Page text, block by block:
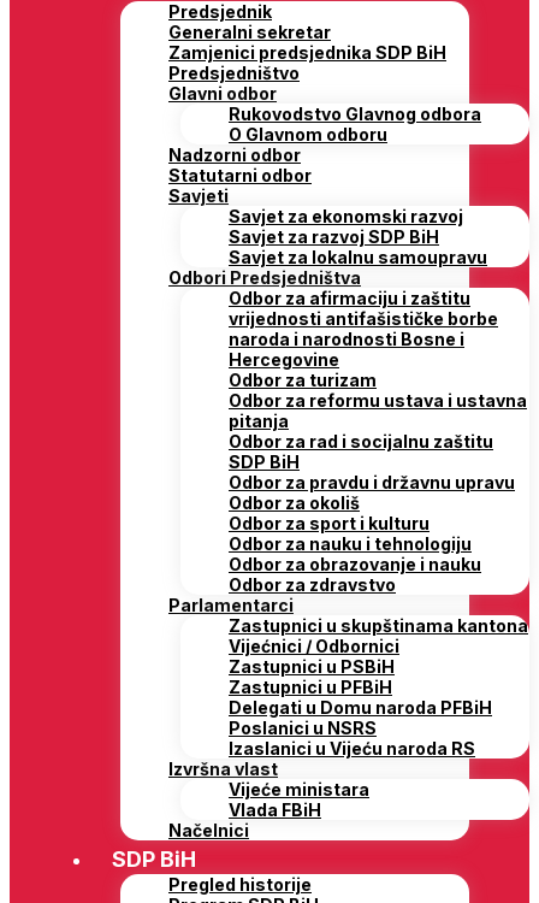
Predsjednik
Generalni sekretar
Zamjenici predsjednika SDP BiH
Predsjedništvo
Glavni odbor
Rukovodstvo Glavnog odbora
O Glavnom odboru
Nadzorni odbor
Statutarni odbor
Savjeti
Savjet za ekonomski razvoj
Savjet za razvoj SDP BiH
Savjet za lokalnu samoupravu
Odbori Predsjedništva
Odbor za afirmaciju i zaštitu
vrijednosti antifašističke borbe
naroda i narodnosti Bosne i
Hercegovine
Odbor za turizam
Odbor za reformu ustava i ustavna
pitanja
Odbor za rad i socijalnu zaštitu
SDP BiH
Odbor za pravdu i državnu upravu
Odbor za okoliš
Odbor za sport i kulturu
Odbor za nauku i tehnologiju
Odbor za obrazovanje i nauku
Odbor za zdravstvo
Parlamentarci
Zastupnici u skupštinama kantona
Vijećnici / Odbornici
Zastupnici u PSBiH
Zastupnici u PFBiH
Delegati u Domu naroda PFBiH
Poslanici u NSRS
Izaslanici u Vijeću naroda RS
Izvršna vlast
Vijeće ministara
Vlada FBiH
Načelnici
SDP BiH
Pregled historije